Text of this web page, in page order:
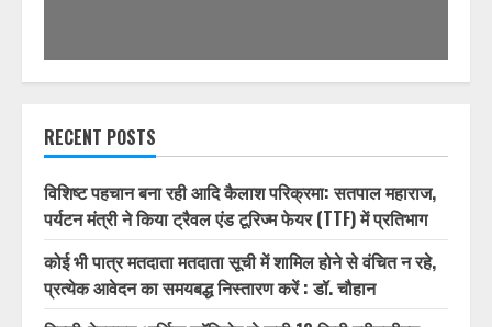
RECENT POSTS
विशिष्ट पहचान बना रही आदि कैलाश परिक्रमा: सतपाल महाराज,
पर्यटन मंत्री ने किया ट्रैवल एंड टूरिज्म फेयर (TTF) में प्रतिभाग
कोई भी पात्र मतदाता मतदाता सूची में शामिल होने से वंचित न रहे,
प्रत्येक आवेदन का समयबद्ध निस्तारण करें : डॉ. चौहान